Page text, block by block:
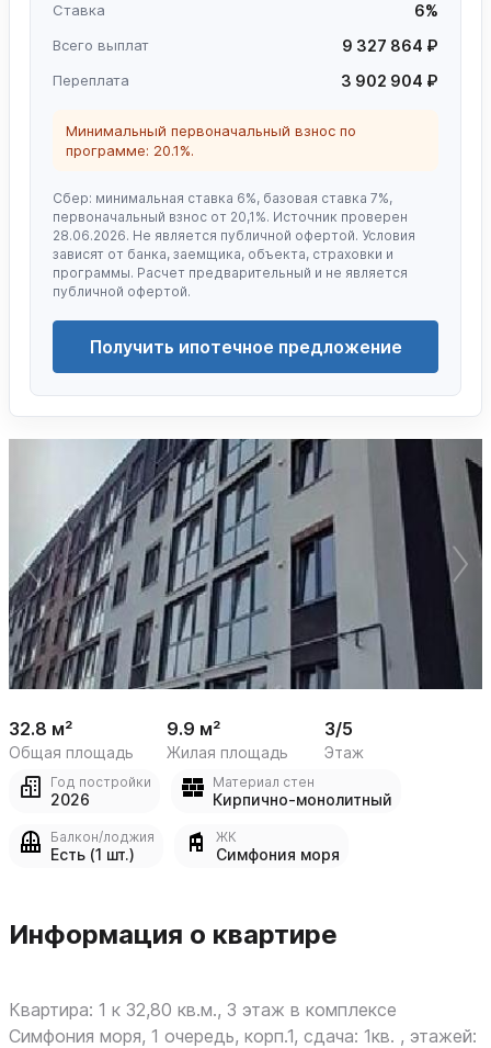
Ставка 6%
Всего выплат 9 327 864 ₽
Переплата 3 902 904 ₽
Минимальный первоначальный взнос по
программе: 20.1%.
Сбер: минимальная ставка 6%, базовая ставка 7%,
первоначальный взнос от 20,1%. Источник проверен
28.06.2026. Не является публичной офертой. Условия
зависят от банка, заемщика, объекта, страховки и
программы. Расчет предварительный и не является
публичной офертой.
Получить ипотечное предложение
1
/
8
32.8 м²
Общая площадь
9.9 м²
Жилая площадь
3/5
Этаж
Год постройки
2026
Материал стен
Кирпично-монолитный
Балкон/лоджия
Есть (1 шт.)
ЖК
Симфония моря
Информация о квартире
Квартира: 1 к 32,80 кв.м., 3 этаж в комплексе
Симфония моря, 1 очередь, корп.1, сдача: 1кв. , этажей: